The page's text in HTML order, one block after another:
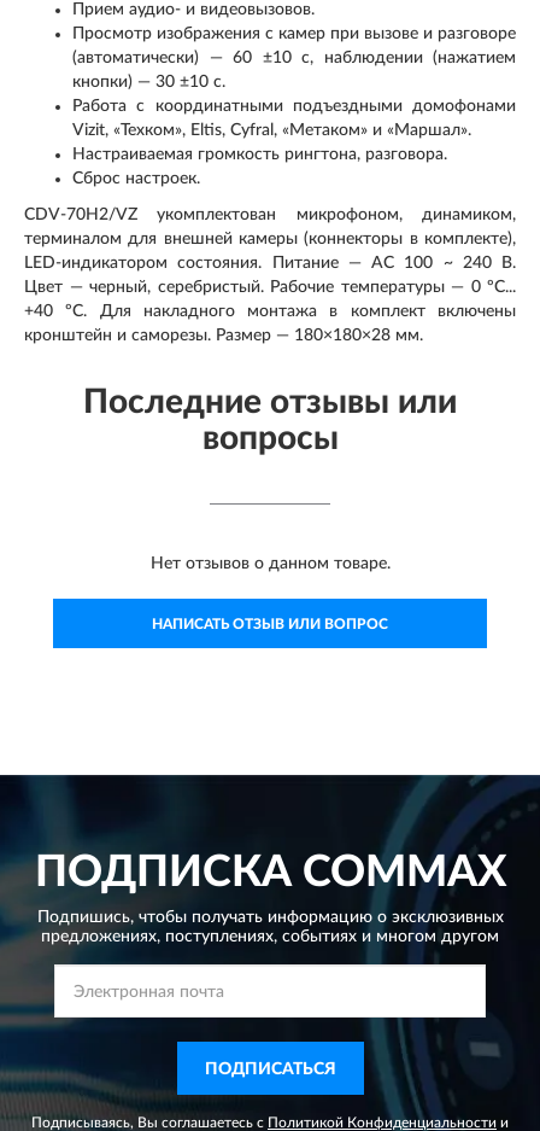
Прием аудио- и видеовызовов.
Просмотр изображения с камер при вызове и разговоре
(автоматически) — 60 ±10 с, наблюдении (нажатием
кнопки) — 30 ±10 с.
Работа с координатными подъездными домофонами
Vizit, «Техком», Eltis, Cyfral, «Метаком» и «Маршал».
Настраиваемая громкость рингтона, разговора.
Сброс настроек.
CDV-70H2/VZ укомплектован микрофоном, динамиком,
терминалом для внешней камеры (коннекторы в комплекте),
LED-индикатором состояния. Питание — AC 100 ~ 240 В.
Цвет — черный, серебристый. Рабочие температуры — 0 ºС...
+40 ºС. Для накладного монтажа в комплект включены
кронштейн и саморезы. Размер — 180×180×28 мм.
Последние отзывы или
вопросы
Нет отзывов о данном товаре.
НАПИСАТЬ ОТЗЫВ ИЛИ ВОПРОС
ПОДПИСКАCOMMAX
Подпишись, чтобы получать информацию о эксклюзивных
предложениях, поступлениях, событиях и многом другом
ПОДПИСАТЬСЯ
Подписываясь, Вы соглашаетесь с Политикой Конфиденциальности и